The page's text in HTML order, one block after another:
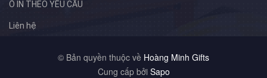
Ô IN THEO YÊU CẦU
Liên hệ
© Bản quyền thuộc về Hoàng Minh Gifts
Cung cấp bởi Sapo